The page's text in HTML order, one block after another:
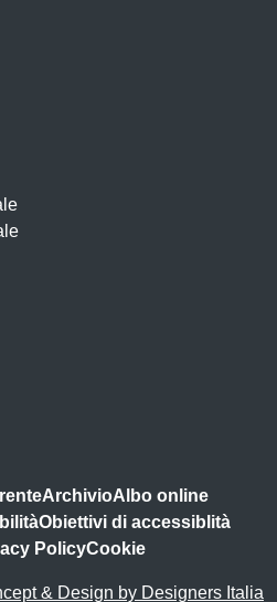
ArchivioAlbo online
Obiettivi di accessiblità
PolicyCookie
& Design by Designers Italia